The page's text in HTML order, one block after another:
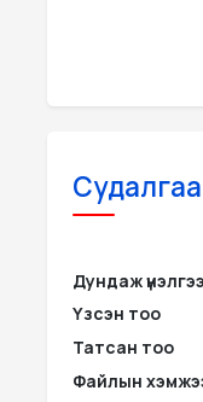
Дундаж үнэлгээ
Үзсэн тоо
Татсан тоо
Файлын